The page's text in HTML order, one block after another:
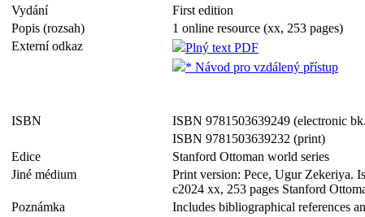
Vydání
First edition
Popis (rozsah)
1 online resource (xx, 253 pages)
Externí odkaz
Plný text PDF
* Návod pro vzdálený přístup
ISBN
ISBN 9781503639249 (electronic
ISBN 9781503639232 (print)
Edice
Stanford Ottoman world series
Jiné médium
Print version: Pece, Ugur Zekeriya.
c2024 xx, 253 pages Stanford
Poznámka
Includes bibliographical references